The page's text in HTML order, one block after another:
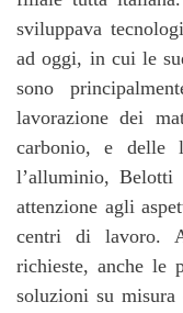
sviluppava
ad oggi, in cui le
sono
lavorazione dei
carbonio, e delle
l’alluminio, Belotti
attenzione agli
centri di lavoro.
richieste, anche le
soluzioni su